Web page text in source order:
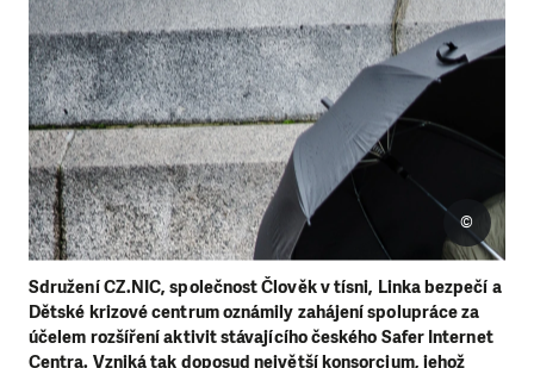
Sdružení CZ.NIC, společnost Člověk v tísni, Linka bezpečí a
Dětské krizové centrum oznámily zahájení spolupráce za
účelem rozšíření aktivit stávajícího českého Safer Internet
Centra. Vzniká tak doposud největší konsorcium, jehož
©